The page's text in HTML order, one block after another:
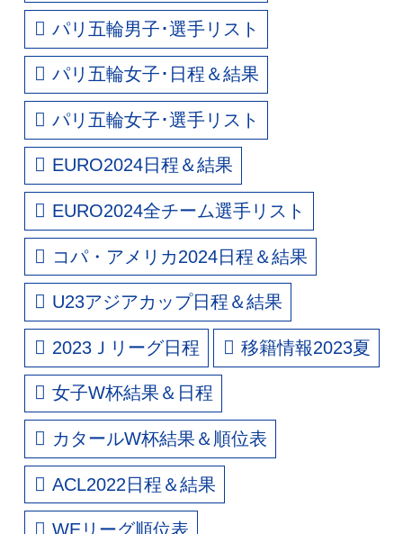
パリ五輪男子･選手リスト
パリ五輪女子･日程＆結果
パリ五輪女子･選手リスト
EURO2024日程＆結果
EURO2024全チーム選手リスト
コパ・アメリカ2024日程＆結果
U23アジアカップ日程＆結果
2023Ｊリーグ日程 移籍情報2023夏
女子W杯結果＆日程
カタールW杯結果＆順位表
ACL2022日程＆結果
WEリーグ順位表